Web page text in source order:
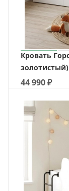
Кровать
44 990₽